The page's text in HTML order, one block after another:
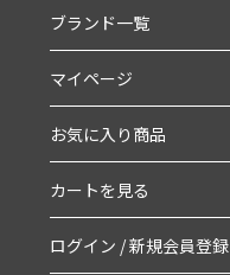
ブランド一覧
マイページ
お気に入り商品
カートを見る
ログイン / 新規会員登録